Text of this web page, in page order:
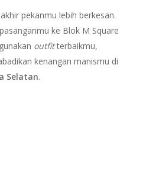
pekanmu lebih berkesan.
ke Blok M Square
outfitterbaikmu,
kenangan manismu di
Selatan.